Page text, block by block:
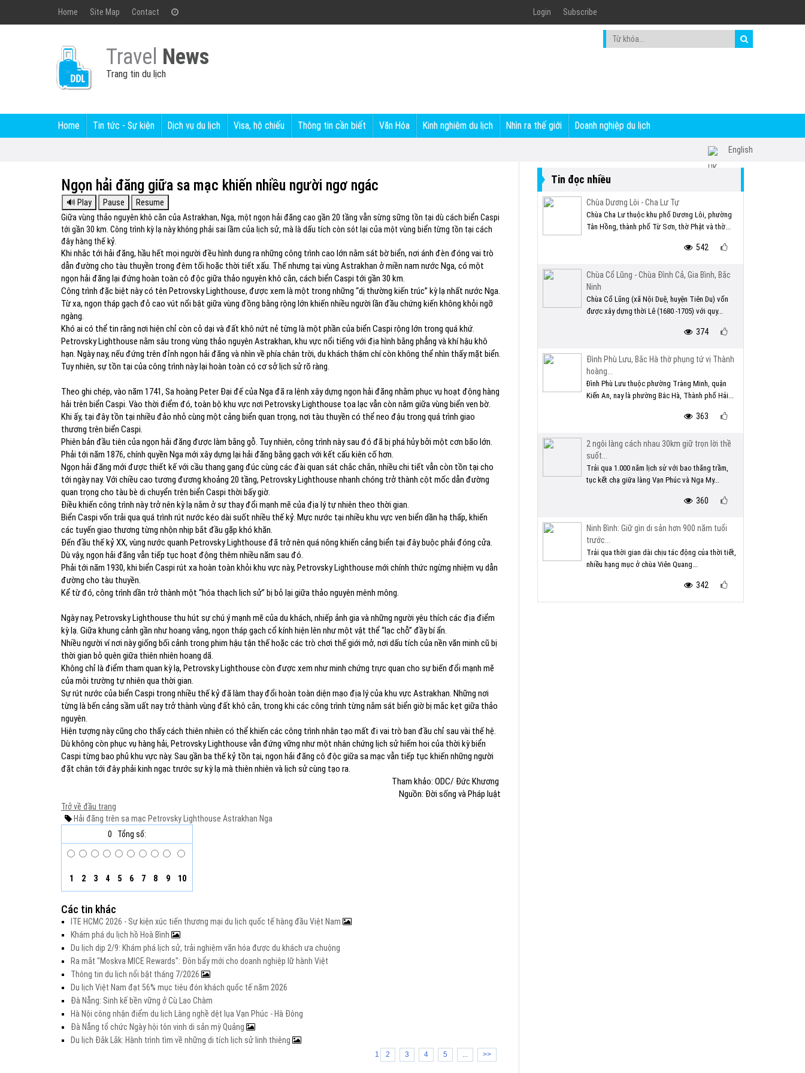
Home Site Map Contact Login Subscribe
Travel News
Trang tin du lịch
Home Tin tức - Sự kiện Dịch vụ du lịch Visa, hộ chiếu Thông tin cần biết Văn Hóa Kinh nghiệm du lịch Nhìn ra thế giới Doanh nghiệp du lịch
English
Ngọn hải đăng giữa sa mạc khiến nhiều người ngơ ngác
Giữa vùng thảo nguyên khô cằn của Astrakhan, Nga, một ngọn hải đăng cao gần 20 tầng vẫn sừng sững tồn tại dù cách biển Caspi
tới gần 30 km. Công trình kỳ lạ này không phải sai lầm của lịch sử, mà là dấu tích còn sót lại của một vùng biển từng tồn tại cách
đây hàng thế kỷ.
Khi nhắc tới hải đăng, hầu hết mọi người đều hình dung ra những công trình cao lớn nằm sát bờ biển, nơi ánh đèn đóng vai trò
dẫn đường cho tàu thuyền trong đêm tối hoặc thời tiết xấu. Thế nhưng tại vùng Astrakhan ở miền nam nước Nga, có một
ngọn hải đăng lại đứng hoàn toàn cô độc giữa thảo nguyên khô cằn, cách biển Caspi tới gần 30 km.
Công trình đặc biệt này có tên Petrovsky Lighthouse, được xem là một trong những “dị thường kiến trúc” kỳ lạ nhất nước Nga.
Từ xa, ngọn tháp gạch đỏ cao vút nổi bật giữa vùng đồng bằng rộng lớn khiến nhiều người lần đầu chứng kiến không khỏi ngỡ
ngàng.
Khó ai có thể tin rằng nơi hiện chỉ còn cỏ dại và đất khô nứt nẻ từng là một phần của biển Caspi rộng lớn trong quá khứ.
Petrovsky Lighthouse nằm sâu trong vùng thảo nguyên Astrakhan, khu vực nổi tiếng với địa hình bằng phẳng và khí hậu khô
hạn. Ngày nay, nếu đứng trên đỉnh ngọn hải đăng và nhìn về phía chân trời, du khách thậm chí còn không thể nhìn thấy mặt biển.
Tuy nhiên, sự tồn tại của công trình này lại hoàn toàn có cơ sở lịch sử rõ ràng.
Theo ghi chép, vào năm 1741, Sa hoàng Peter Đại đế của Nga đã ra lệnh xây dựng ngọn hải đăng nhằm phục vụ hoạt động hàng
hải trên biển Caspi. Vào thời điểm đó, toàn bộ khu vực nơi Petrovsky Lighthouse tọa lạc vẫn còn nằm giữa vùng biển ven bờ.
Khi ấy, tại đây tồn tại nhiều đảo nhỏ cùng một cảng biển quan trọng, nơi tàu thuyền có thể neo đậu trong quá trình giao
thương trên biển Caspi.
Phiên bản đầu tiên của ngọn hải đăng được làm bằng gỗ. Tuy nhiên, công trình này sau đó đã bị phá hủy bởi một cơn bão lớn.
Phải tới năm 1876, chính quyền Nga mới xây dựng lại hải đăng bằng gạch với kết cấu kiên cố hơn.
Ngọn hải đăng mới được thiết kế với cầu thang gang đúc cùng các đài quan sát chắc chắn, nhiều chi tiết vẫn còn tồn tại cho
tới ngày nay. Với chiều cao tương đương khoảng 20 tầng, Petrovsky Lighthouse nhanh chóng trở thành cột mốc dẫn đường
quan trọng cho tàu bè di chuyển trên biển Caspi thời bấy giờ.
Điều khiến công trình này trở nên kỳ lạ nằm ở sự thay đổi mạnh mẽ của địa lý tự nhiên theo thời gian.
Biển Caspi vốn trải qua quá trình rút nước kéo dài suốt nhiều thế kỷ. Mực nước tại nhiều khu vực ven biển dần hạ thấp, khiến
các tuyến giao thương từng nhộn nhịp bắt đầu gặp khó khăn.
Đến đầu thế kỷ XX, vùng nước quanh Petrovsky Lighthouse đã trở nên quá nông khiến cảng biển tại đây buộc phải đóng cửa.
Dù vậy, ngọn hải đăng vẫn tiếp tục hoạt động thêm nhiều năm sau đó.
Phải tới năm 1930, khi biển Caspi rút xa hoàn toàn khỏi khu vực này, Petrovsky Lighthouse mới chính thức ngừng nhiệm vụ dẫn
đường cho tàu thuyền.
Kể từ đó, công trình dần trở thành một “hóa thạch lịch sử” bị bỏ lại giữa thảo nguyên mênh mông.
Ngày nay, Petrovsky Lighthouse thu hút sự chú ý mạnh mẽ của du khách, nhiếp ảnh gia và những người yêu thích các địa điểm
kỳ lạ. Giữa khung cảnh gần như hoang vắng, ngọn tháp gạch cổ kính hiện lên như một vật thể “lạc chỗ” đầy bí ẩn.
Nhiều người ví nơi này giống bối cảnh trong phim hậu tận thế hoặc các trò chơi thế giới mở, nơi dấu tích của nền văn minh cũ bị
thời gian bỏ quên giữa thiên nhiên hoang dã.
Không chỉ là điểm tham quan kỳ lạ, Petrovsky Lighthouse còn được xem như minh chứng trực quan cho sự biến đổi mạnh mẽ
của môi trường tự nhiên qua thời gian.
Sự rút nước của biển Caspi trong nhiều thế kỷ đã làm thay đổi hoàn toàn diện mạo địa lý của khu vực Astrakhan. Những nơi
từng là bến cảng sầm uất nay trở thành vùng đất khô cằn, trong khi các công trình từng nằm sát biển giờ bị mắc kẹt giữa thảo
nguyên.
Hiện tượng này cũng cho thấy cách thiên nhiên có thể khiến các công trình nhân tạo mất đi vai trò ban đầu chỉ sau vài thế hệ.
Dù không còn phục vụ hàng hải, Petrovsky Lighthouse vẫn đứng vững như một nhân chứng lịch sử hiếm hoi của thời kỳ biển
Caspi từng bao phủ khu vực này. Sau gần ba thế kỷ tồn tại, ngọn hải đăng cô độc giữa sa mạc vẫn tiếp tục khiến những người
đặt chân tới đây phải kinh ngạc trước sự kỳ lạ mà thiên nhiên và lịch sử cùng tạo ra.
Tham khảo: ODC/ Đức Khương
Nguồn: Đời sống và Pháp luật
Trở về đầu trang
Hải đăng trên sa mạc Petrovsky Lighthouse Astrakhan Nga
0
Tổng số:
1 2 3 4 5 6 7 8 9 10
Các tin khác
ITE HCMC 2026 - Sự kiện xúc tiến thương mại du lịch quốc tế hàng đầu Việt Nam
Khám phá du lịch hồ Hoà Bình
Du lịch dịp 2/9: Khám phá lịch sử, trải nghiệm văn hóa được du khách ưa chuộng
Ra mắt "Moskva MICE Rewards": Đòn bẩy mới cho doanh nghiệp lữ hành Việt
Thông tin du lịch nổi bật tháng 7/2026
Du lịch Việt Nam đạt 56% mục tiêu đón khách quốc tế năm 2026
Đà Nẵng: Sinh kế bền vững ở Cù Lao Chàm
Hà Nội công nhận điểm du lịch Làng nghề dệt lụa Vạn Phúc - Hà Đông
Đà Nẵng tổ chức Ngày hội tôn vinh di sản mỳ Quảng
Du lịch Đắk Lắk: Hành trình tìm về những di tích lịch sử linh thiêng
1 2 3 4 5 ... >>
Tin đọc nhiều
Chùa Dương Lôi - Cha Lư Tự
Chùa Cha Lư thuộc khu phố Dương Lôi, phường
Tân Hồng, thành phố Từ Sơn, thờ Phật và thờ...
542
Chùa Cổ Lũng - Chùa Đình Cả, Gia Bình, Bắc
Ninh
Chùa Cổ Lũng (xã Nội Duệ, huyện Tiên Du) vốn
được xây dựng thời Lê (1680 -1705) với quy...
374
Đình Phù Lưu, Bắc Hà thờ phụng tứ vị Thành
hoàng...
Đình Phù Lưu thuộc phường Tràng Minh, quận
Kiến An, nay là phường Bắc Hà, Thành phố Hải...
363
2 ngôi làng cách nhau 30km giữ trọn lời thề
suốt...
Trải qua 1.000 năm lịch sử với bao thăng trầm,
tục kết chạ giữa làng Vạn Phúc và Nga My...
360
Ninh Bình: Giữ gìn di sản hơn 900 năm tuổi
trước...
Trải qua thời gian dài chịu tác động của thời tiết,
nhiều hạng mục ở chùa Viên Quang...
342